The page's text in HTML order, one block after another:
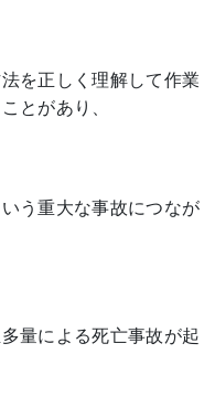
を正しく理解して作業
とがあり、
う重大な事故につなが
量による死亡事故が起